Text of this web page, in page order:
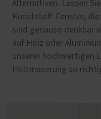
Alternativen. Lassen
Kunststoff-Fenster,
sind genauso denkbar
auf Holz oder
unserer hochwertigen
Holzmaserung so